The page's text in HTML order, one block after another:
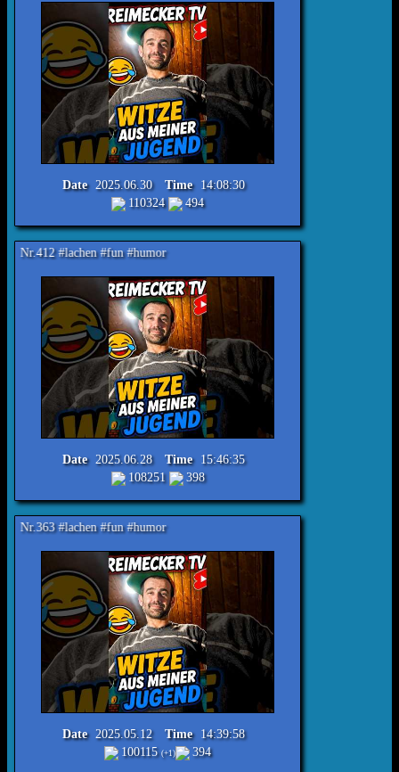
Date 2025.06.30 Time 14:08:30
110324
494
#fun #humor
Date 2025.06.28 Time 15:46:35
108251
398
#fun #humor
Date 2025.05.12 Time 14:39:58
100115(+1) 394